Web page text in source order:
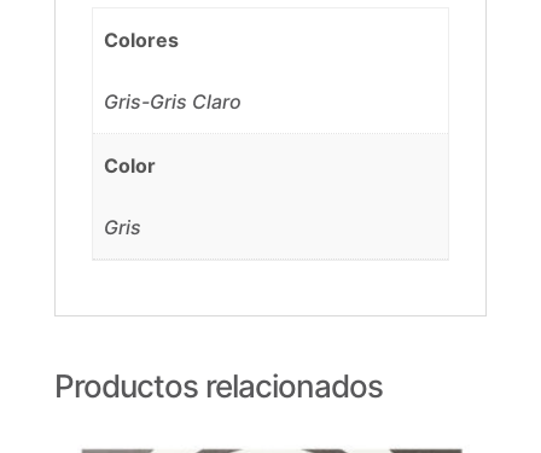
Colores
Gris-Gris Claro
Color
Gris
Productos relacionados